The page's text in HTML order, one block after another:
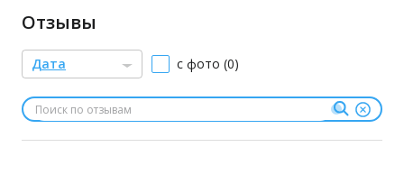
Отзывы
Дата с фото (0)